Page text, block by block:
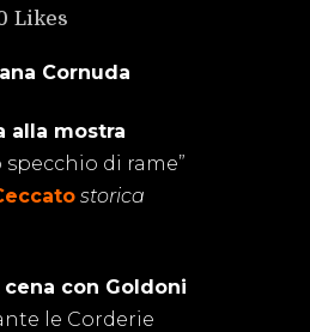
Likes
Cornuda
alla mostra
specchio di rame”
storica
cena con Goldoni
le Corderie